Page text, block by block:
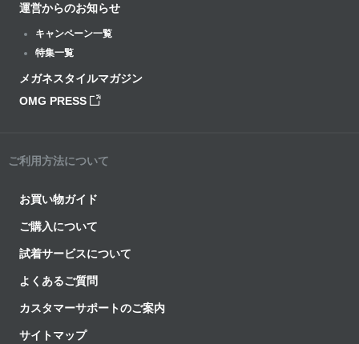
運営からのお知らせ
キャンペーン一覧
特集一覧
メガネスタイルマガジン
OMG PRESS
ご利用方法について
お買い物ガイド
ご購入について
試着サービスについて
よくあるご質問
カスタマーサポートのご案内
サイトマップ